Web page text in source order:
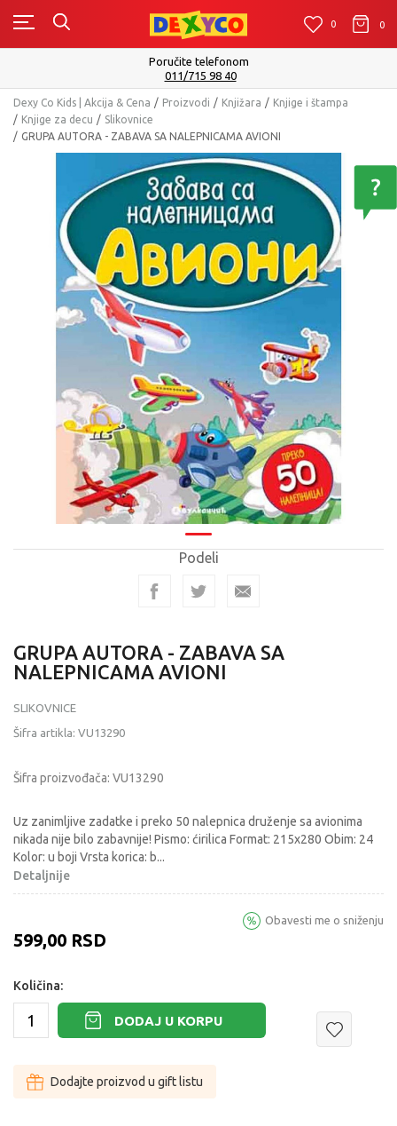
0 0 0
Poručite telefonom
011/715 98 40
Dexy Co Kids | Akcija & Cena Proizvodi Knjižara
Knjige i štampa
Knjige za decu
Slikovnice
GRUPA AUTORA - ZABAVA SA NALEPNICAMA AVIONI
Podeli
GRUPA AUTORA - ZABAVA SA
NALEPNICAMA AVIONI
SLIKOVNICE
Šifra artikla: VU13290
Šifra proizvođača: VU13290
Uz zanimljive zadatke i preko 50 nalepnica druženje sa avionima
nikada nije bilo zabavnije! Pismo: ćirilica Format: 215x280 Obim: 24
Kolor: u boji Vrsta korica: b...
Detaljnije
599,00 RSD
Obavesti me o sniženju
Količina:
DODAJ U KORPU
Dodajte proizvod u gift listu